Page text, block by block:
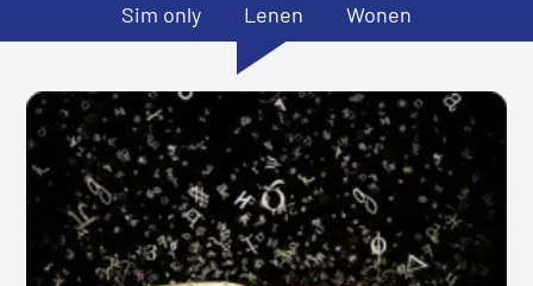
Sim only Lenen Wonen